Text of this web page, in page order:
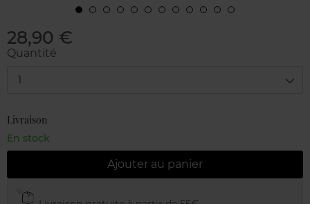
28,90 €
Quantité
1
Livraison
En stock
Ajouter au panier